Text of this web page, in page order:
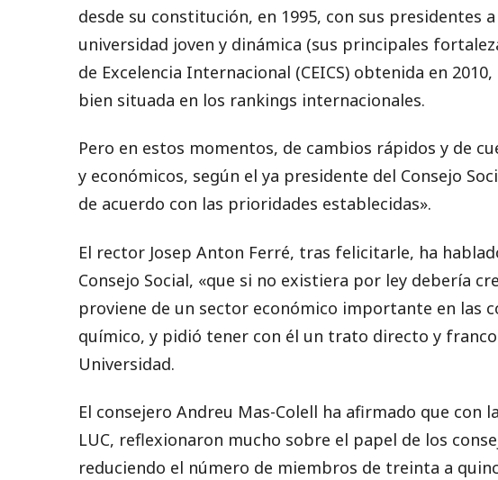
desde su constitución, en 1995, con sus presidentes a
universidad joven y dinámica (sus principales
de Excelencia Internacional (CEICS) obtenida en
bien situada en los rankings internacionales.
Pero en estos momentos, de cambios rápidos y de
y económicos, según el ya presidente del Consejo
de acuerdo con las prioridades establecidas».
El rector Josep Anton Ferré, tras felicitarle, ha
Consejo Social, «que si no existiera por ley debería
proviene de un sector económico importante en las
químico, y pidió tener con él un trato directo y
Universidad.
El consejero Andreu Mas-Colell ha afirmado que con
LUC, reflexionaron mucho sobre el papel de los
reduciendo el número de miembros de treinta a